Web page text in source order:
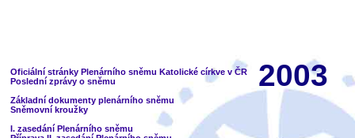
Oficiální stránky Plenárního sněmu Katolické církve v ČR
Poslední zprávy o sněmu
Základní dokumenty plenárního sněmu
Sněmovní kroužky
I. zasedání Plenárního sněmu
2003